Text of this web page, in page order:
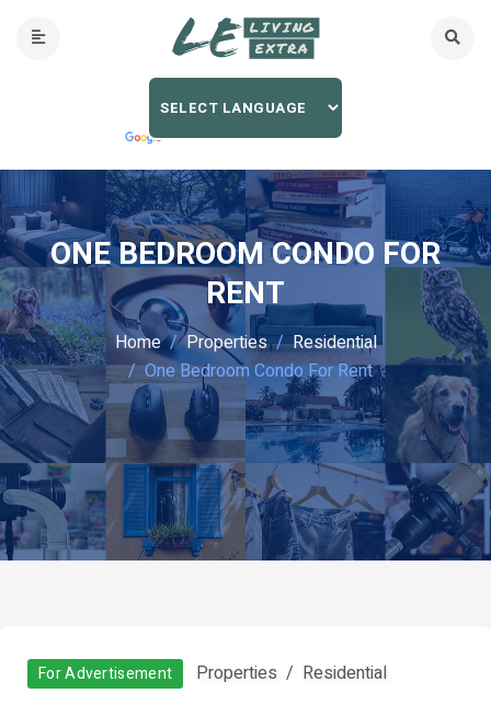
ONE BEDROOM CONDO FOR
RENT
Home Properties
Residential
One Bedroom Condo For Rent
For Advertisement Properties Residential